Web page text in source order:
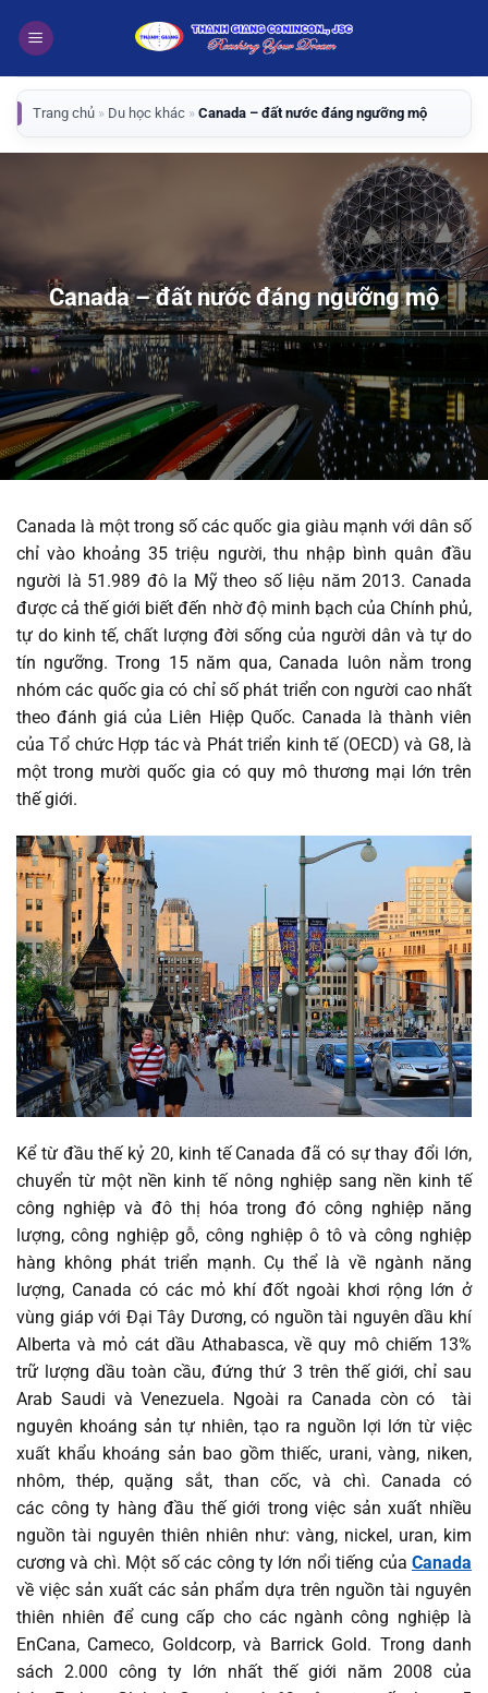
qua
dung
Trang chủ » Du học khác » Canada – đất nước đáng ngưỡng mộ
Canada – đất nước đáng ngưỡng mộ
Canada là một trong số các quốc gia giàu mạnh với dân số
chỉ vào khoảng 35 triệu người, thu nhập bình quân đầu
người là 51.989 đô la Mỹ theo số liệu năm 2013. Canada
được cả thế giới biết đến nhờ độ minh bạch của Chính phủ,
tự do kinh tế, chất lượng đời sống của người dân và tự do
tín ngưỡng. Trong 15 năm qua, Canada luôn nằm trong
nhóm các quốc gia có chỉ số phát triển con người cao nhất
theo đánh giá của Liên Hiệp Quốc. Canada là thành viên
của Tổ chức Hợp tác và Phát triển kinh tế (OECD) và G8, là
một trong mười quốc gia có quy mô thương mại lớn trên
thế giới.
Kể từ đầu thế kỷ 20, kinh tế Canada đã có sự thay đổi lớn,
chuyển từ một nền kinh tế nông nghiệp sang nền kinh tế
công nghiệp và đô thị hóa trong đó công nghiệp năng
lượng, công nghiệp gỗ, công nghiệp ô tô và công nghiệp
hàng không phát triển mạnh. Cụ thể là về ngành năng
lượng, Canada có các mỏ khí đốt ngoài khơi rộng lớn ở
vùng giáp với Đại Tây Dương, có nguồn tài nguyên dầu khí
Alberta và mỏ cát dầu Athabasca, về quy mô chiếm 13%
trữ lượng dầu toàn cầu, đứng thứ 3 trên thế giới, chỉ sau
Arab Saudi và Venezuela. Ngoài ra Canada còn có tài
nguyên khoáng sản tự nhiên, tạo ra nguồn lợi lớn từ việc
xuất khẩu khoáng sản bao gồm thiếc, urani, vàng, niken,
nhôm, thép, quặng sắt, than cốc, và chì. Canada có
các công ty hàng đầu thế giới trong việc sản xuất nhiều
nguồn tài nguyên thiên nhiên như: vàng, nickel, uran, kim
cương và chì. Một số các công ty lớn nổi tiếng của Canada
về việc sản xuất các sản phẩm dựa trên nguồn tài nguyên
thiên nhiên để cung cấp cho các ngành công nghiệp là
EnCana, Cameco, Goldcorp, và Barrick Gold. Trong danh
sách 2.000 công ty lớn nhất thế giới năm 2008 của